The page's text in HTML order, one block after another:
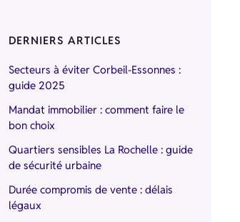
DERNIERS ARTICLES
Secteurs à éviter Corbeil-Essonnes :
guide 2025
Mandat immobilier : comment faire le
bon choix
Quartiers sensibles La Rochelle : guide
de sécurité urbaine
Durée compromis de vente : délais
légaux